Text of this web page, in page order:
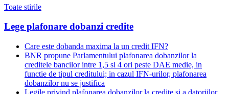
Toate stirile
Lege plafonare dobanzi credite
Care este dobanda maxima la un credit IFN?
BNR propune Parlamentului plafonarea dobanzilor la
creditele bancilor intre 1,5 si 4 ori peste DAE medie, in
functie de tipul creditului; in cazul IFN-urilor, plafonarea
dobanzilor nu se justifica